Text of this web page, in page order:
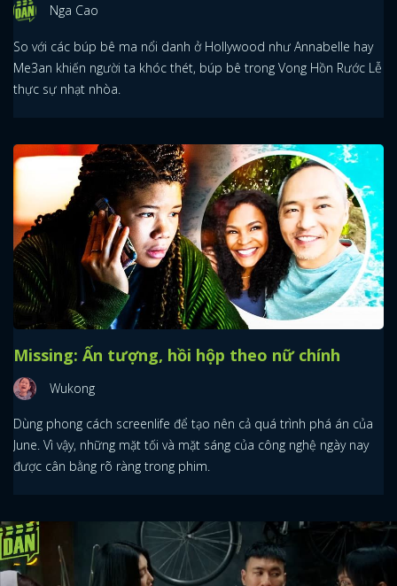
Nga Cao
So với các búp bê ma nổi danh ở Hollywood như Annabelle hay
Me3an khiến người ta khóc thét, búp bê trong Vong Hồn Rước Lễ
thực sự nhạt nhòa.
Missing: Ấn tượng, hồi hộp theo nữ chính
Wukong
Dùng phong cách screenlife để tạo nên cả quá trình phá án của
June. Vì vậy, những mặt tối và mặt sáng của công nghệ ngày nay
được cân bằng rõ ràng trong phim.